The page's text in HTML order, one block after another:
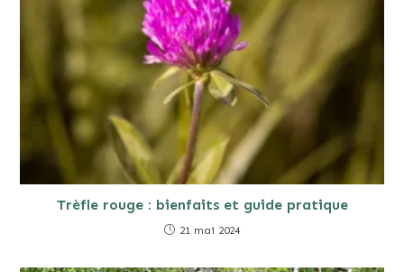
Trèfle rouge : bienfaits et guide pratique
21 mai 2024